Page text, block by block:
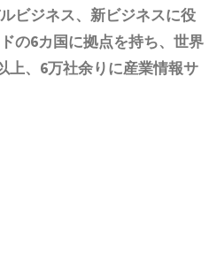
ビジネス、新ビジネスに役
の6カ国に拠点を持ち、世界
上、6万社余りに産業情報サ